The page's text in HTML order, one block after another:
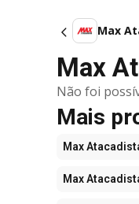
Max
Max
Não foi
Mais
Max
Max